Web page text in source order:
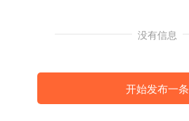
没有信息
开始发布一条